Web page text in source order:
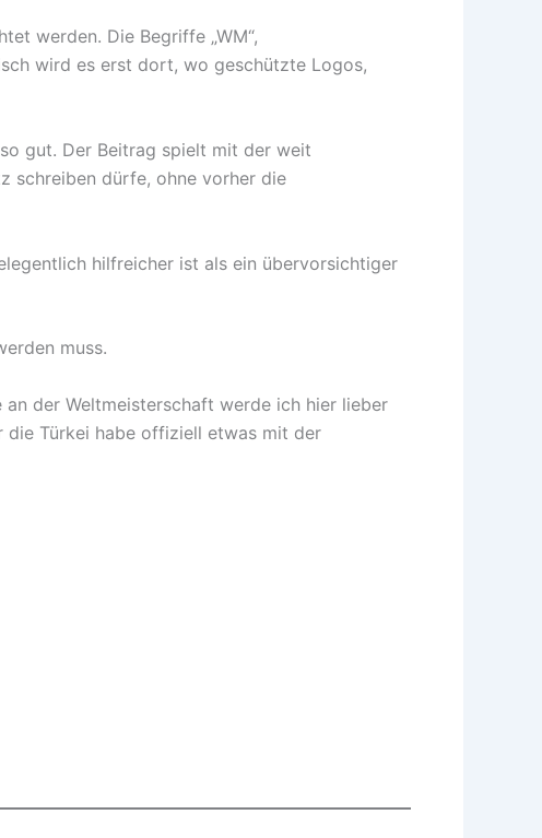
werden. Die Begriffe „WM“,
wird es erst dort, wo geschützte Logos,
gut. Der Beitrag spielt mit der weit
schreiben dürfe, ohne vorher die
hilfreicher ist als ein übervorsichtiger
muss.
der Weltmeisterschaft werde ich hier lieber
die Türkei habe offiziell etwas mit der